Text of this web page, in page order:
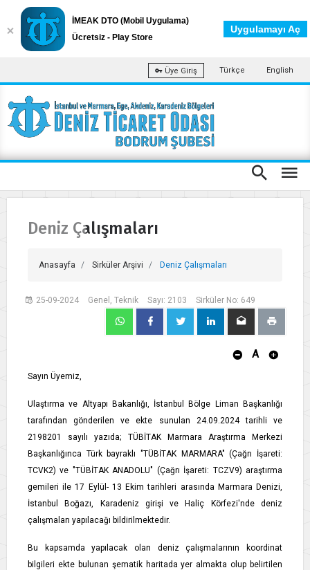
Üye Giriş Türkçe English
Deniz Çalışmaları
Anasayfa Sirküler Arşivi Deniz Çalışmaları
25-09-2024 Genel, Teknik Sayı: 2103 Sirküler No: 649
A
Sayın Üyemiz,
Ulaştırma ve Altyapı Bakanlığı, İstanbul Bölge Liman Başkanlığı
tarafından gönderilen ve ekte sunulan 24.09.2024 tarihli ve
2198201 sayılı yazıda; TÜBİTAK Marmara Araştırma Merkezi
Başkanlığınca Türk bayraklı "TÜBİTAK MARMARA" (Çağrı İşareti:
TCVK2) ve "TÜBİTAK ANADOLU" (Çağrı İşareti: TCZV9) araştırma
gemileri ile 17 Eylül- 13 Ekim tarihleri arasında Marmara Denizi,
İstanbul Boğazı, Karadeniz girişi ve Haliç Körfezi'nde deniz
çalışmaları yapılacağı bildirilmektedir.
Bu kapsamda yapılacak olan deniz çalışmalarının koordinat
bilgileri ekte bulunan şematik haritada yer almakta olup belirtilen
İMEAK DTO (Mobil Uygulama)
Ücretsiz - Play Store
Uygulamayı Aç